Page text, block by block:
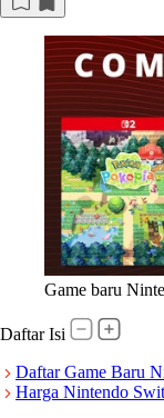
Game baru
Daftar Isi
Daftar Game Baru
Harga Nintendo